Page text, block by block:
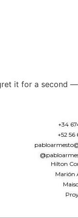
it for a second
+34
+52 56
Hilton
Marión